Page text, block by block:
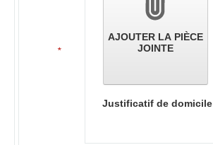
*
AJOUTER LA PIÈCE
JOINTE
Justificatif de domicile